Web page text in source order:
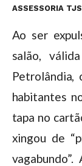
ASSESSORIA
Ao ser
salão,
Petrolândia,
habitantes
tapa no
xingou de